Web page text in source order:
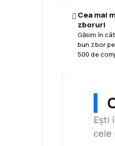
Cea mai
zboruri
Găsim în
bun zbor
500 de
Ești
cele